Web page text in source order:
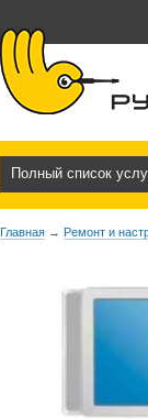
Полный список
Главная → Ремонт и